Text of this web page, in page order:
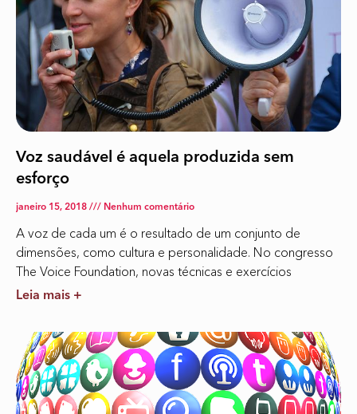
Voz saudável é aquela produzida sem
esforço
janeiro 15, 2018 Nenhum comentário
A voz de cada um é o resultado de um conjunto de
dimensões, como cultura e personalidade. No congresso
The Voice Foundation, novas técnicas e exercícios
Leia mais +